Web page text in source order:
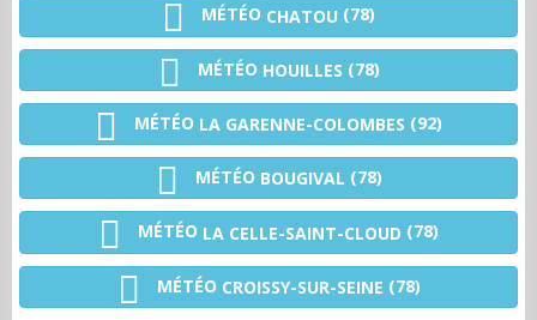
MÉTÉO CHATOU (78)
MÉTÉO HOUILLES (78)
MÉTÉO LA GARENNE-COLOMBES (92)
MÉTÉO BOUGIVAL (78)
MÉTÉO LA CELLE-SAINT-CLOUD (78)
MÉTÉO CROISSY-SUR-SEINE (78)